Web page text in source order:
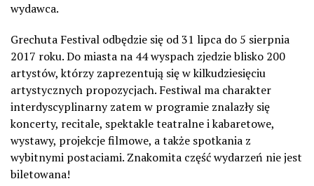
wydawca.
Grechuta Festival odbędzie się od 31 lipca do 5 sierpnia
2017 roku. Do miasta na 44 wyspach zjedzie blisko 200
artystów, którzy zaprezentują się w kilkudziesięciu
artystycznych propozycjach. Festiwal ma charakter
interdyscyplinarny zatem w programie znalazły się
koncerty, recitale, spektakle teatralne i kabaretowe,
wystawy, projekcje filmowe, a także spotkania z
wybitnymi postaciami. Znakomita część wydarzeń nie jest
biletowana!